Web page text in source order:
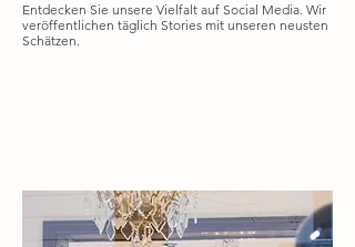
Entdecken Sie unsere Vielfalt auf Social Media. Wir
veröffentlichen täglich Stories mit unseren neusten
Schätzen.